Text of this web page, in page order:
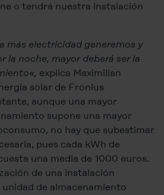
o tendrá nuestra instalación
más electricidad generemos y
la noche, mayor deberá ser la
«, explica Maximilian
solar de Fronius
aunque una mayor
supone una mayor
no hay que subestimar
pues cada kWh de
una media de 1000 euros.
de una instalación
de almacenamiento